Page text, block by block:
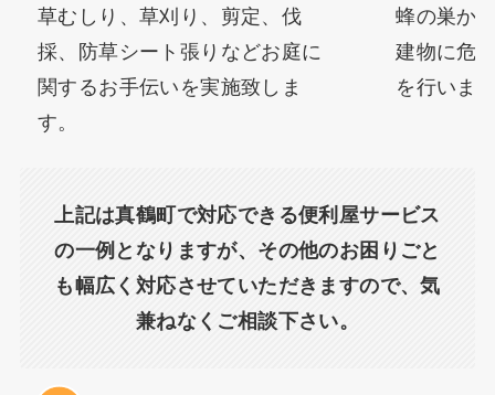
草むしり、草刈り、剪定、伐
採、防草シート張りなどお庭に
関するお手伝いを実施致しま
す。
蜂の巣か
建物に危
を行いま
上記は真鶴町で対応できる便利屋サービス
の一例となりますが、その他のお困りごと
も幅広く対応させていただきますので、気
兼ねなくご相談下さい。